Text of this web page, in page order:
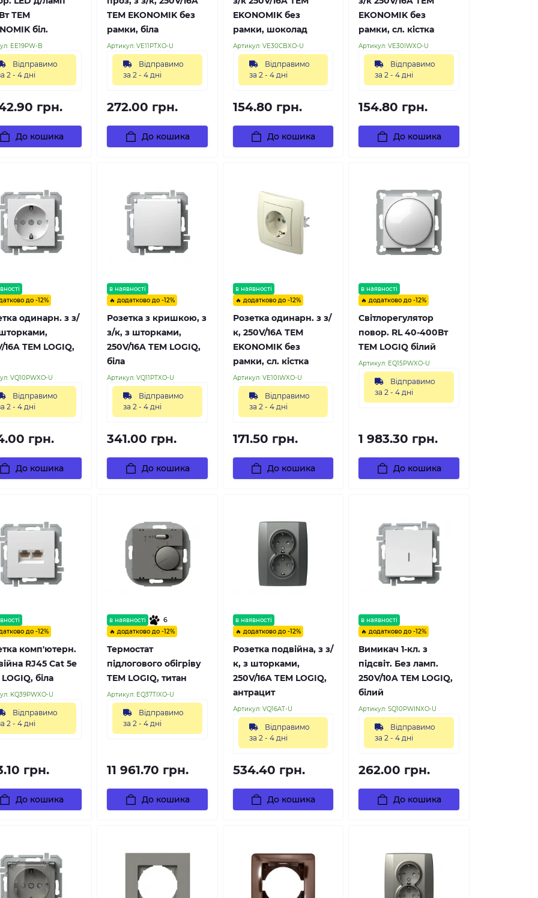
ТЕМ
біл.
EE19PW-B
Відправимо
2 - 4 дні
грн.
До кошика
ТЕМ EKONOMIK без
рамки, біла
Артикул: VE11PTXO-U
Відправимо
за 2 - 4 дні
272.00 грн.
До кошика
EKONOMIK без
рамки, шоколад
Артикул: VE30CBXO-U
Відправимо
за 2 - 4 дні
154.80 грн.
До кошика
EKONOMIK без
рамки, сл. кістка
Артикул:VE30IWXO-U
Відправимо
за 2 - 4 дні
154.80 грн.
До кошика
до -12%
одинарн. з з/
16A TEM LOGIQ,
VQ10PWXO-U
Відправимо
2 - 4 дні
грн.
До кошика
в наявності
🔥 додатково до -12%
Розетка з кришкою, з
з/к, з шторками,
250V/16A TEM LOGIQ,
біла
Артикул: VQ11PTXO-U
Відправимо
за 2 - 4 дні
341.00 грн.
До кошика
в наявності
🔥 додатково до -12%
Розетка одинарн. з з/
к, 250V/16A ТЕМ
EKONOMIK без
рамки, сл. кістка
Артикул: VE10IWXO-U
Відправимо
за 2 - 4 дні
171.50 грн.
До кошика
в наявності
🔥 додатково до -12%
Світлорегулятор
повор. RL 40-400Вт
TEM LOGIQ білий
Артикул: EQ15PWXO-U
Відправимо
за 2 - 4 дні
1 983.30 грн.
До кошика
до -12%
комп'ютерн.
RJ45 Cat 5e
біла
KQ39PWXO-U
Відправимо
2 - 4 дні
грн.
До кошика
в наявності 6
🔥 додатково до -12%
Термостат
підлогового обігріву
TEM LOGIQ, титан
Артикул: EQ37TIXO-U
Відправимо
за 2 - 4 дні
11 961.70 грн.
До кошика
в наявності
🔥 додатково до -12%
Розетка подвійна, з з/
к, з шторками,
250V/16A TEM LOGIQ,
антрацит
Артикул: VQ16AT-U
Відправимо
за 2 - 4 дні
534.40 грн.
До кошика
в наявності
🔥 додатково до -12%
Вимикач 1-кл. з
підсвіт. Без ламп.
250V/10A ТЕМ LOGIQ,
білий
Артикул:SQ10PWINXO-U
Відправимо
за 2 - 4 дні
262.00 грн.
До кошика